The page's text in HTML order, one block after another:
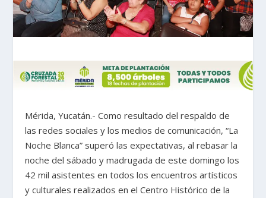
Mérida, Yucatán.- Como resultado del respaldo de
las redes sociales y los medios de comunicación, “La
Noche Blanca” superó las expectativas, al rebasar la
noche del sábado y madrugada de este domingo los
42 mil asistentes en todos los encuentros artísticos
y culturales realizados en el Centro Histórico de la